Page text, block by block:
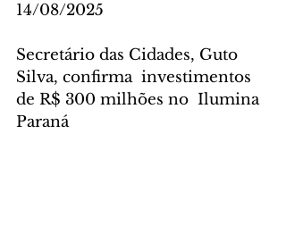
14/08/2025
Secretário das Cidades, Guto
Silva, confirma  investimentos
de R$ 300 milhões no  Ilumina
Paraná